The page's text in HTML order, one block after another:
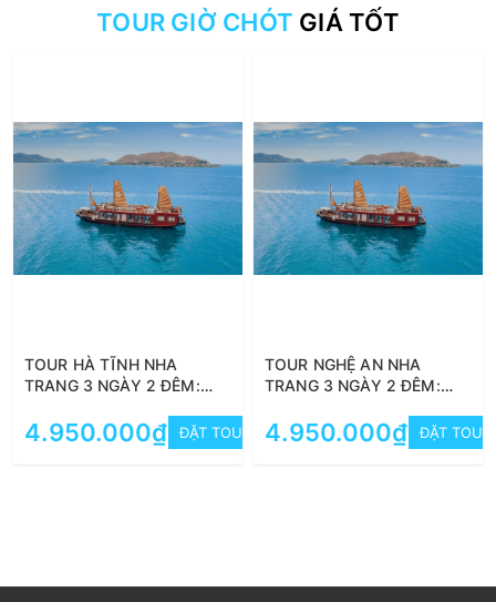
TOUR GIỜ CHÓT GIÁ TỐT
TOUR HÀ TĨNH NHA
TRANG 3 NGÀY 2 ĐÊM:
BÌNH BA - ĐIỆP SƠN - VỊNH
NHA TRANG
4.950.000₫ ĐẶT TOUR
TOUR NGHỆ AN NHA
TRANG 3 NGÀY 2 ĐÊM:
BÌNH BA - ĐIỆP SƠN - VỊNH
NHA TRANG
4.950.000₫ ĐẶT TOUR